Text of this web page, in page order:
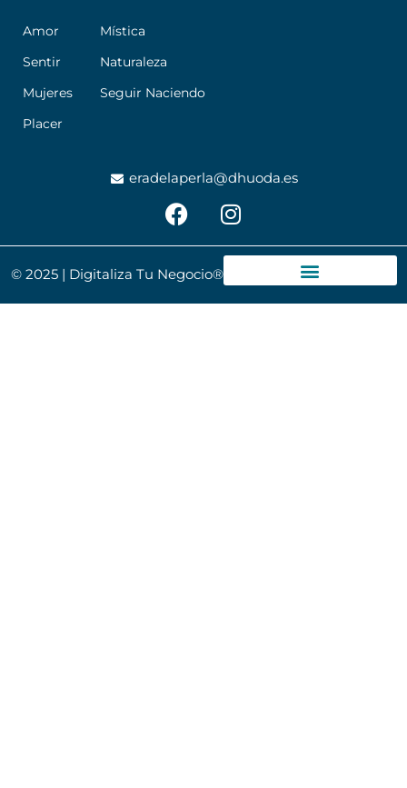
Amor
Sentir
Mujeres
Placer
Mística
Naturaleza
Seguir Naciendo
eradelaperla@dhuoda.es
F
a
c
e
I
n
s
a
© 2025 | Digitaliza Tu Negocio®